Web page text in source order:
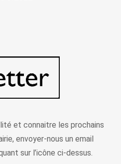
et connaitre les prochains
envoyer-nous un email
sur l’icône ci-dessus.